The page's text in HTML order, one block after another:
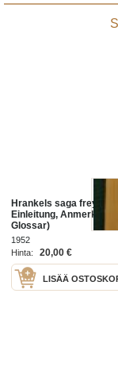
Hrankels saga
Einleitung,
Glossar)
1952
Hinta:
20,00 €
LISÄÄ